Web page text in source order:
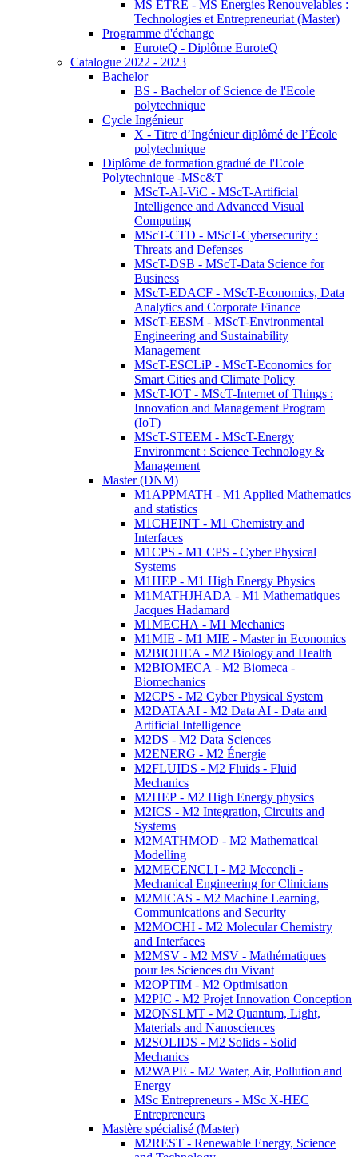
MS ETRE - MS Energies Renouvelables :
Technologies et Entrepreneuriat (Master)
Programme d'échange
EuroteQ - Diplôme EuroteQ
Catalogue 2022 - 2023
Bachelor
BS - Bachelor of Science de l'Ecole
polytechnique
Cycle Ingénieur
X - Titre d’Ingénieur diplômé de l’École
polytechnique
Diplôme de formation gradué de l'Ecole
Polytechnique -MSc&T
MScT-AI-ViC - MScT-Artificial
Intelligence and Advanced Visual
Computing
MScT-CTD - MScT-Cybersecurity :
Threats and Defenses
MScT-DSB - MScT-Data Science for
Business
MScT-EDACF - MScT-Economics, Data
Analytics and Corporate Finance
MScT-EESM - MScT-Environmental
Engineering and Sustainability
Management
MScT-ESCLiP - MScT-Economics for
Smart Cities and Climate Policy
MScT-IOT - MScT-Internet of Things :
Innovation and Management Program
(IoT)
MScT-STEEM - MScT-Energy
Environment : Science Technology &
Management
Master (DNM)
M1APPMATH - M1 Applied Mathematics
and statistics
M1CHEINT - M1 Chemistry and
Interfaces
M1CPS - M1 CPS - Cyber Physical
Systems
M1HEP - M1 High Energy Physics
M1MATHJHADA - M1 Mathematiques
Jacques Hadamard
M1MECHA - M1 Mechanics
M1MIE - M1 MIE - Master in Economics
M2BIOHEA - M2 Biology and Health
M2BIOMECA - M2 Biomeca -
Biomechanics
M2CPS - M2 Cyber Physical System
M2DATAAI - M2 Data AI - Data and
Artificial Intelligence
M2DS - M2 Data Sciences
M2ENERG - M2 Énergie
M2FLUIDS - M2 Fluids - Fluid
Mechanics
M2HEP - M2 High Energy physics
M2ICS - M2 Integration, Circuits and
Systems
M2MATHMOD - M2 Mathematical
Modelling
M2MECENCLI - M2 Mecencli -
Mechanical Engineering for Clinicians
M2MICAS - M2 Machine Learning,
Communications and Security
M2MOCHI - M2 Molecular Chemistry
and Interfaces
M2MSV - M2 MSV - Mathématiques
pour les Sciences du Vivant
M2OPTIM - M2 Optimisation
M2PIC - M2 Projet Innovation Conception
M2QNSLMT - M2 Quantum, Light,
Materials and Nanosciences
M2SOLIDS - M2 Solids - Solid
Mechanics
M2WAPE - M2 Water, Air, Pollution and
Energy
MSc Entrepreneurs - MSc X-HEC
Entrepreneurs
Mastère spécialisé (Master)
M2REST - Renewable Energy, Science